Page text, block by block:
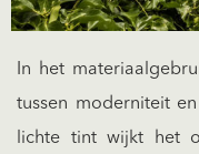
In het
tussen moderniteit
lichte tint wijkt het